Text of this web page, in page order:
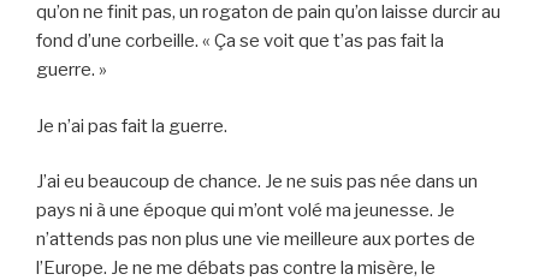
qu’on ne finit pas, un rogaton de pain qu’on laisse durcir au
fond d’une corbeille. « Ça se voit que t’as pas fait la
guerre. »
Je n’ai pas fait la guerre.
J’ai eu beaucoup de chance. Je ne suis pas née dans un
pays ni à une époque qui m’ont volé ma jeunesse. Je
n’attends pas non plus une vie meilleure aux portes de
l’Europe. Je ne me débats pas contre la misère, le